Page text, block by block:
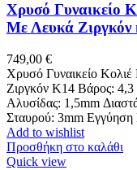
Χρυσό Γυναικείο
Με Λευκά Ζιργκόν
749,00 €
Χρυσό Γυναικείο
Ζιργκόν Κ14 Βάρος:
Αλυσίδας: 1,5mm
Σταυρού: 3mm
Add to wishlist
Προσθήκη στο καλάθι
Quick view